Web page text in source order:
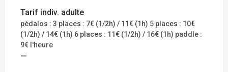
Tarif indiv. adulte
pédalos : 3 places : 7€ (1/2h) / 11€ (1h) 5 places : 10€
(1/2h) / 14€ (1h) 6 places : 11€ (1/2h) / 16€ (1h) paddle :
9€ l'heure
—